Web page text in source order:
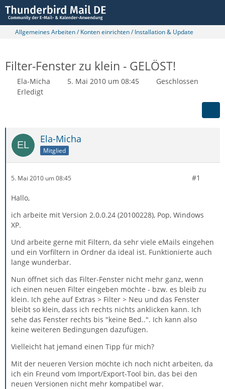
Allgemeines Arbeiten / Konten einrichten / Installation & Update
Filter-Fenster zu klein - GELÖST!
Ela-Micha 5. Mai 2010 um 08:45
Geschlossen
Erledigt
Ela-Micha
Mitglied
5. Mai 2010 um 08:45 #1
Hallo,
ich arbeite mit Version 2.0.0.24 (20100228), Pop, Windows
XP.
Und arbeite gerne mit Filtern, da sehr viele eMails eingehen
und ein Vorfiltern in Ordner da ideal ist. Funktionierte auch
lange wunderbar.
Nun öffnet sich das Filter-Fenster nicht mehr ganz, wenn
ich einen neuen Filter eingeben möchte - bzw. es bleib zu
klein. Ich gehe auf Extras > Filter > Neu und das Fenster
bleibt so klein, dass ich rechts nichts anklicken kann. Ich
sehe das Fenster rechts bis "keine Bed..". Ich kann also
keine weiteren Bedingungen dazufügen.
Vielleicht hat jemand einen Tipp für mich?
Mit der neueren Version möchte ich noch nicht arbeiten, da
ich ein Freund vom Import/Export-Tool bin, das bei den
neuen Versionen nicht mehr kompatibel war.